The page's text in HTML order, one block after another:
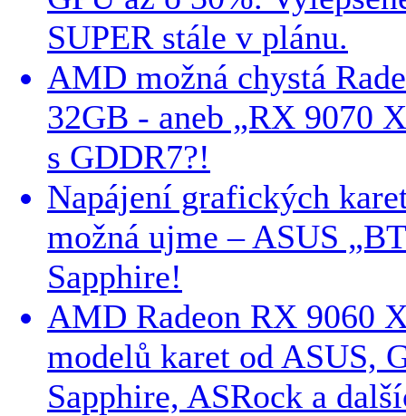
SUPER stále v plánu.
AMD možná chystá
32GB - aneb „RX 9070
s GDDR7?!
Napájení grafických
možná ujme – ASUS
Sapphire!
AMD Radeon RX 9060
modelů karet od ASUS,
Sapphire, ASRock a